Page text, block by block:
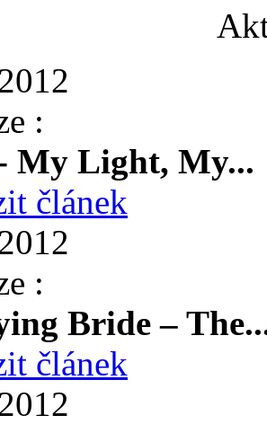
:
My Light, My...
článek
:
Bride –
článek